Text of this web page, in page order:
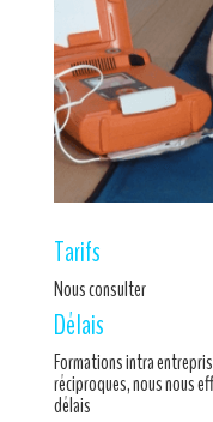
Tarifs
Nous consulter
Délais
Formations intra
réciproques, nous nous
délais